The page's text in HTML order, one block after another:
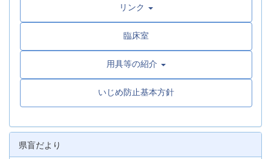
リンク
臨床室
用具等の紹介
いじめ防止基本方針
県盲だより